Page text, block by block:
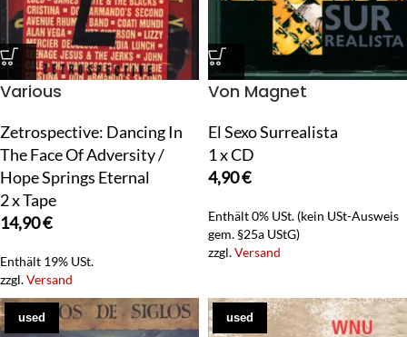
Various
Zetrospective: Dancing In
The Face Of Adversity /
Hope Springs Eternal
2 x Tape
14,90€
Enthält 19% USt.
zzgl.Versand
Von Magnet
El Sexo Surrealista
1 x CD
4,90€
Enthält 0% USt. (kein USt-Ausweis
gem. §25a UStG)
zzgl.Versand
used used